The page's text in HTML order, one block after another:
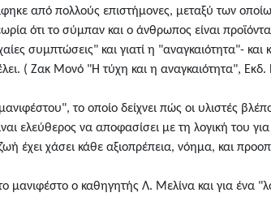
από πολλούς επιστήμονες, μεταξύ των
ότι το σύμπαν και ο άνθρωπος είναι
συμπτώσεις" και γιατί η "αναγκαιότητα"- και
( Ζακ Μονό "Η τύχη και η αναγκαιότητα",
το οποίο δείχνει πώς οι υλιστές
ελεύθερος να αποφασίσει με τη λογική του
έχει χάσει κάθε αξιοπρέπεια, νόημα, και
μανιφέστο ο καθηγητής Λ. Μελίνα και για ένα